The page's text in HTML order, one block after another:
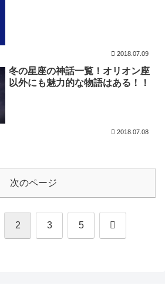
2018.07.09
冬の星座の神話一覧！オリオン座
以外にも魅力的な物語はある！！
2018.07.08
次のページ
2 3 5 次